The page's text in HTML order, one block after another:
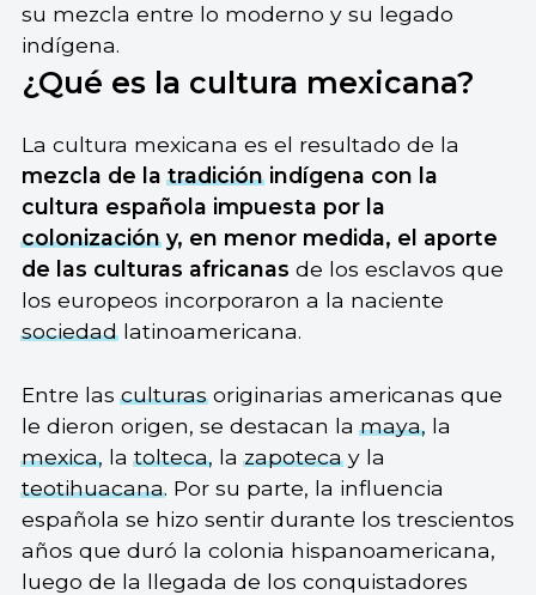
su mezcla entre lo moderno y su legado
indígena.
¿Qué es la cultura mexicana?
La cultura mexicana es el resultado de la
mezcla de latradiciónindígena con la
cultura española impuesta por la
colonizacióny, en menor medida, el aporte
de las culturas africanas de los esclavos que
los europeos incorporaron a la naciente
sociedadlatinoamericana.
Entre lasculturasoriginarias americanas que
le dieron origen, se destacan lamaya, la
mexica, latolteca, lazapotecay la
teotihuacana. Por su parte, la influencia
española se hizo sentir durante los trescientos
años que duró la colonia hispanoamericana,
luego de la llegada de los conquistadores